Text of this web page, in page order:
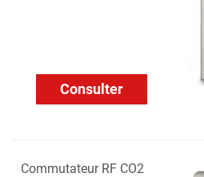
Consulter
Commutateur RF CO2